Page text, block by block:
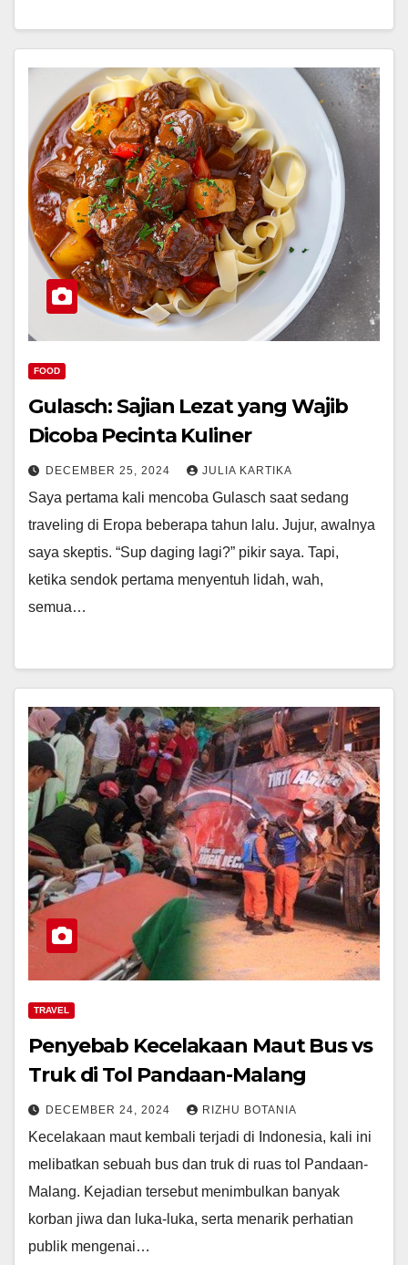
FOOD
Gulasch: Sajian Lezat yang Wajib
Dicoba Pecinta Kuliner
DECEMBER 25, 2024 JULIA KARTIKA
Saya pertama kali mencoba Gulasch saat sedang
traveling di Eropa beberapa tahun lalu. Jujur, awalnya
saya skeptis. “Sup daging lagi?” pikir saya. Tapi,
ketika sendok pertama menyentuh lidah, wah,
semua…
TRAVEL
Penyebab Kecelakaan Maut Bus vs
Truk di Tol Pandaan-Malang
DECEMBER 24, 2024 RIZHU BOTANIA
Kecelakaan maut kembali terjadi di Indonesia, kali ini
melibatkan sebuah bus dan truk di ruas tol Pandaan-
Malang. Kejadian tersebut menimbulkan banyak
korban jiwa dan luka-luka, serta menarik perhatian
publik mengenai…